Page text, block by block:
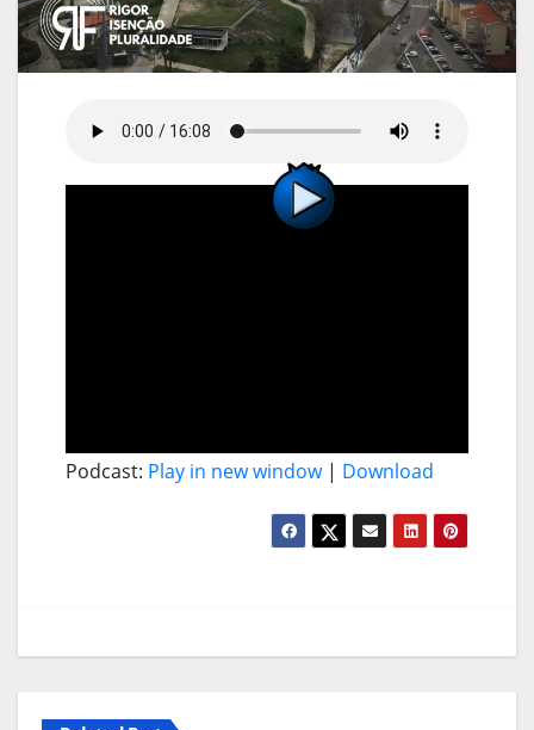
Podcast: Play in new window| Download